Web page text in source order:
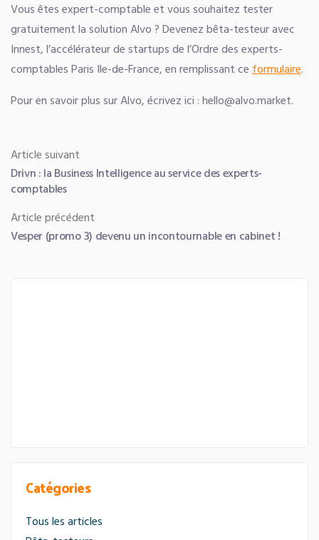
Vous êtes expert-comptable et vous souhaitez tester
gratuitement la solution Alvo ? Devenez bêta-testeur avec
Innest, l’accélérateur de startups de l’Ordre des experts-
comptables Paris Ile-de-France, en remplissant ceformulaire.
Pour en savoir plus sur Alvo, écrivez ici :hello@alvo.market.
Navigation
de
l’article
Article précédent
précédent :
Vesper (promo 3) devenu un incontournable en cabinet !
Article suivant
suivant :
Drivn : la Business Intelligence au service des experts-
comptables
Catégories
Tous les articles